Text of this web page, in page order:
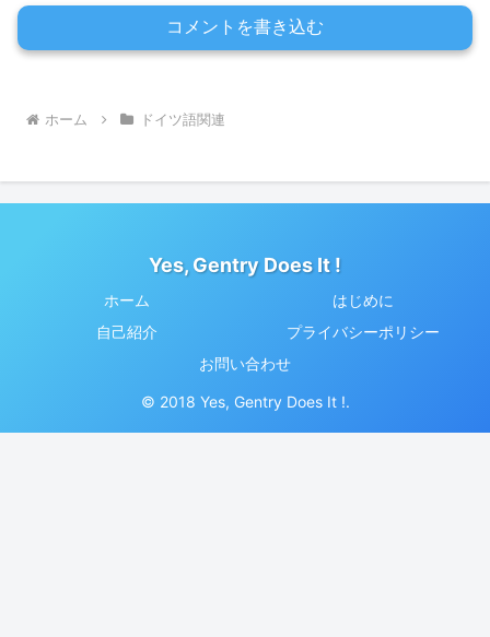
コメントを書き込む
ホーム ドイツ語関連
Yes, Gentry Does It !
ホーム
はじめに
自己紹介
プライバシーポリシー
お問い合わせ
© 2018 Yes, Gentry Does It !.